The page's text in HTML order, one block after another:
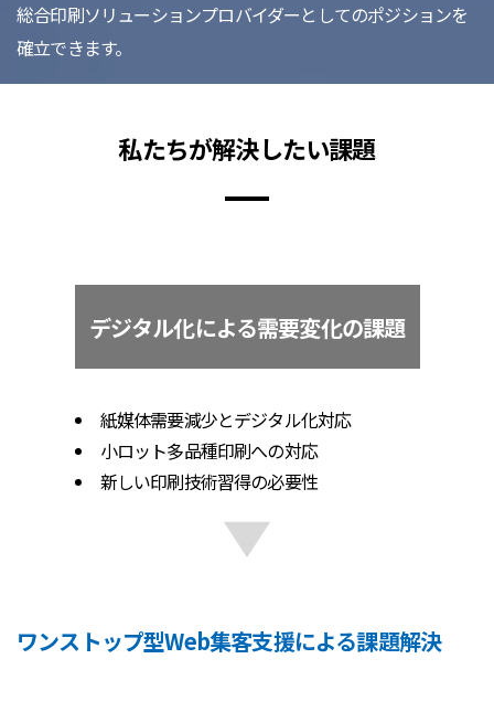
総合印刷ソリューションプロバイダーとしてのポジションを
確立できます。
私たちが解決したい課題
デジタル化による需要変化の課題
紙媒体需要減少とデジタル化対応
小ロット多品種印刷への対応
新しい印刷技術習得の必要性
ワンストップ型Web集客支援による課題解決